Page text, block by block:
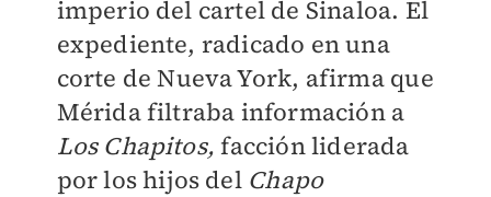
imperio del cartel de Sinaloa. El
expediente, radicado en una
corte de Nueva York, afirma que
Mérida filtraba información a
Los Chapitos, facción liderada
por los hijos del Chapo